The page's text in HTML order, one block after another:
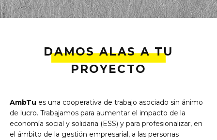
DAMOS ALAS A TU
PROYECTO
AmbTu es una cooperativa de trabajo asociado sin ánimo
de lucro. Trabajamos para aumentar el impacto de la
economía social y solidaria (ESS) y para profesionalizar, en
el ámbito de la gestión empresarial, a las personas